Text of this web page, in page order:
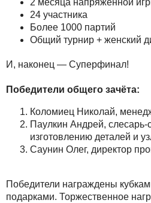
24 участника
Более 1000 партий
Общий турнир + женский
И, наконец — Суперфинал!
Победители общего зачёта:
Коломиец Николай,
Паулкин Андрей,
изготовлению деталей и
Саунин Олег, директор
Победители награждены
подарками. Торжественное